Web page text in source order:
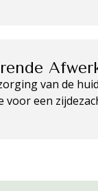
van de
voor een